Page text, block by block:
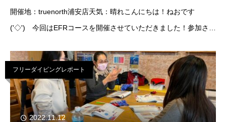
開催地：truenorth浦安店天気：晴れこんにちは！ねおです
('◇')ゞ今回はEFRコースを開催させていただきました！参加され
フリーダイビングレポート
2022.11.12